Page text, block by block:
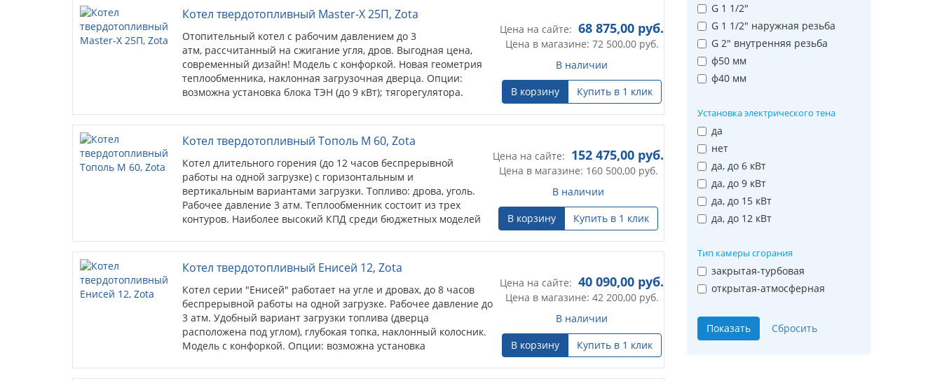
G 1 1/2"
G 1 1/2" наружная резьба
G 2" внутренняя резьба
ф50 мм
ф40 мм
Установка электрического тена
да
нет
да, до 6 кВт
да, до 9 кВт
да, до 15 кВт
да, до 12 кВт
Тип камеры сгорания
закрытая-турбовая
открытая-атмосферная
Котел твердотопливный Master-X 25П, Zota
Отопительный котел с рабочим давлением до 3
атм, рассчитанный на сжигание угля, дров. Выгодная цена,
современный дизайн! Модель с конфоркой. Новая геометрия
теплообменника, наклонная загрузочная дверца. Опции:
возможна установка блока ТЭН (до 9 кВт); тягорегулятора.
Цена на сайте: 68 875,00 руб.
Цена в магазине: 72 500,00руб.
В наличии
В корзину
Купить в 1 клик
Котел твердотопливный Тополь М 60, Zota
Котел длительного горения (до 12 часов беспрерывной
работы на одной загрузке) с горизонтальным и
вертикальным вариантами загрузки. Топливо: дрова, уголь.
Рабочее давление 3 атм. Теплообменник состоит из трех
контуров. Наиболее высокий КПД среди бюджетных моделей
(ТЭНБ до 9 кВт) - опция.
Цена на сайте: 152 475,00 руб.
Цена в магазине: 160 500,00руб.
В наличии
В корзину
Купить в 1 клик
Котел твердотопливный Енисей 12, Zota
Котел серии "Енисей" работает на угле и дровах, до 8 часов
беспрерывной работы на одной загрузке. Рабочее давление до
3 атм. Удобный вариант загрузки топлива (дверца
расположена под углом), глубокая топка, наклонный колосник.
Модель с конфоркой. Опции: возможна установка
Цена на сайте: 40 090,00 руб.
Цена в магазине: 42 200,00руб.
В наличии
В корзину
Купить в 1 клик